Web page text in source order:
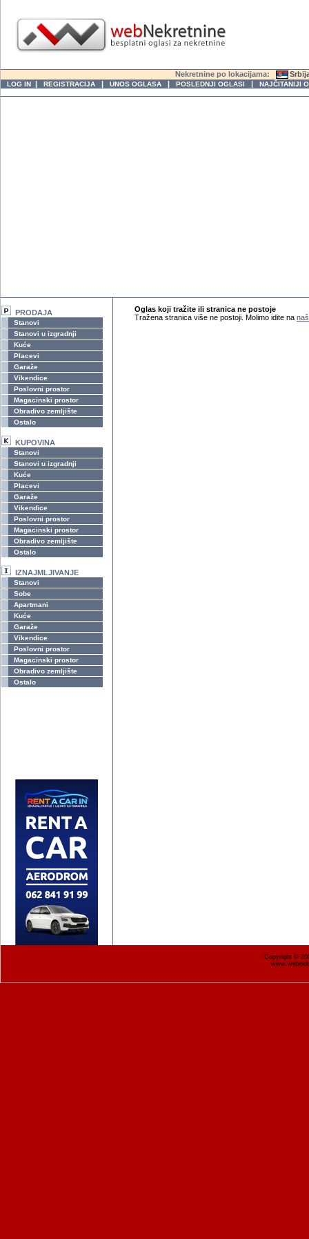
Nekretnine po lokacijama:
LOG IN | REGISTRACIJA | UNOS OGLASA | POSLEDNJI OGLASI | NAJČITANIJI
PRODAJA
Stanovi
Stanovi u izgradnji
Kuće
Placevi
Garaže
Vikendice
Poslovni prostor
Magacinski prostor
Obradivo zemljište
Ostalo
KUPOVINA
Stanovi
Stanovi u izgradnji
Kuće
Placevi
Garaže
Vikendice
Poslovni prostor
Magacinski prostor
Obradivo zemljište
Ostalo
IZNAJMLJIVANJE
Stanovi
Sobe
Apartmani
Kuće
Garaže
Vikendice
Poslovni prostor
Magacinski prostor
Obradivo zemljište
Ostalo
Oglas koji tražite ili stranica ne postoje
Tražena stranica više ne postoji. Molimo idite na
Copyright ©